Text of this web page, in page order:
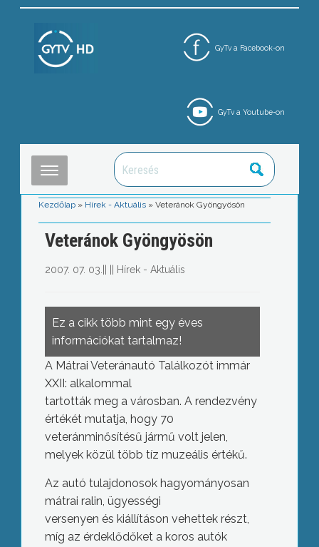
GyTv a Facebook-on
GyTv a Youtube-on
Kezdőlap » Hírek - Aktuális »Veteránok Gyöngyösön
Veteránok Gyöngyösön
2007. 07. 03. Hírek - Aktuális
Ez a cikk több mint egy éves
információkat tartalmaz!
A Mátrai Veteránautó Találkozót immár
XXII: alkalommal
tartották meg a városban. A rendezvény
értékét mutatja, hogy 70
veteránminősítésű jármű volt jelen,
melyek közül több tíz muzeális értékű.
Az autó tulajdonosok hagyományosan
mátrai ralin, ügyességi
versenyen és kiállításon vehettek részt,
míg az érdeklődőket a koros autók